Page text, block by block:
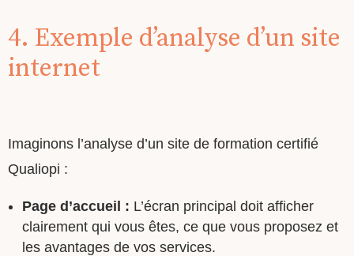
4. Exemple d’analyse d’un site
internet
Imaginons l’analyse d’un site de formation certifié
Qualiopi :
Page d’accueil : L’écran principal doit afficher
clairement qui vous êtes, ce que vous proposez et
les avantages de vos services.